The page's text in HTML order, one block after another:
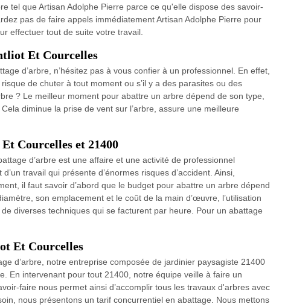
tel que Artisan Adolphe Pierre parce ce qu'elle dispose des savoir-
pas de faire appels immédiatement Artisan Adolphe Pierre pour
effectuer tout de suite votre travail.
Et Courcelles
d’arbre, n’hésitez pas à vous confier à un professionnel. En effet,
de chuter à tout moment ou s’il y a des parasites ou des
? Le meilleur moment pour abattre un arbre dépend de son type,
diminue la prise de vent sur l’arbre, assure une meilleure
Courcelles et 21400
d’arbre est une affaire et une activité de professionnel
travail qui présente d’énormes risques d’accident. Ainsi,
il faut savoir d’abord que le budget pour abattre un arbre dépend
son emplacement et le coût de la main d’œuvre, l’utilisation
diverses techniques qui se facturent par heure. Pour un abattage
Et Courcelles
d’arbre, notre entreprise composée de jardinier paysagiste 21400
En intervenant pour tout 21400, notre équipe veille à faire un
faire nous permet ainsi d’accomplir tous les travaux d'arbres avec
nous présentons un tarif concurrentiel en abattage. Nous mettons